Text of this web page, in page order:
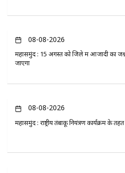
08-08-2026
महासमुंद : 15 अगस्त को जिले में आजादी का
जाएगा
08-08-2026
महासमुंद : राष्ट्रीय तंबाकू नियंत्रण कार्यक्रम के